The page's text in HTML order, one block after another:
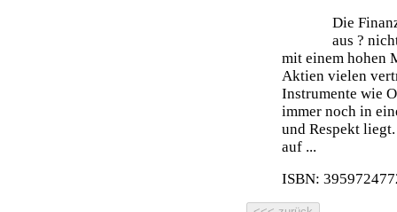
Die
aus ?
mit einem hohen
Aktien vielen
Instrumente wie
immer noch in
und Respekt
auf ...
ISBN: